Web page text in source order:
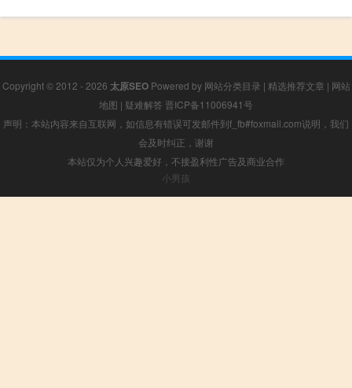
Copyright © 2012 - 2026 太原SEOPowered by 网站分类目录 | 精选推荐文章 | 网站
地图 | 疑难解答 晋ICP备11006941号
声明：本站内容来自互联网，如信息有错误可发邮件到f_fb#foxmail.com说明，我们
会及时纠正，谢谢
本站仅为个人兴趣爱好，不接盈利性广告及商业合作
小男孩